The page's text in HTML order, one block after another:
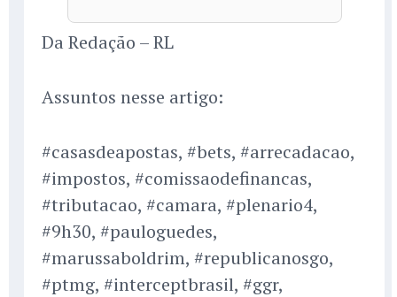
Da Redação – RL
Assuntos nesse artigo:
#casasdeapostas, #bets, #arrecadacao,
#impostos, #comissaodefinancas,
#tributacao, #camara, #plenario4,
#9h30, #pauloguedes,
#marussaboldrim, #republicanosgo,
#ptmg, #interceptbrasil, #ggr,